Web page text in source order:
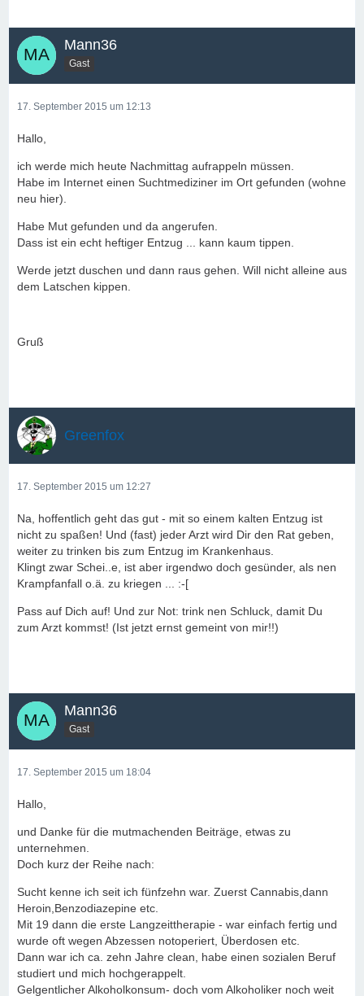
Mann36
Gast
17. September 2015 um 12:13
Hallo,
ich werde mich heute Nachmittag aufrappeln müssen.
Habe im Internet einen Suchtmediziner im Ort gefunden (wohne
neu hier).
Habe Mut gefunden und da angerufen.
Dass ist ein echt heftiger Entzug ... kann kaum tippen.
Werde jetzt duschen und dann raus gehen. Will nicht alleine aus
dem Latschen kippen.
Gruß
Greenfox
17. September 2015 um 12:27
Na, hoffentlich geht das gut - mit so einem kalten Entzug ist
nicht zu spaßen! Und (fast) jeder Arzt wird Dir den Rat geben,
weiter zu trinken bis zum Entzug im Krankenhaus.
Klingt zwar Schei..e, ist aber irgendwo doch gesünder, als nen
Krampfanfall o.ä. zu kriegen ... :-[
Pass auf Dich auf! Und zur Not: trink nen Schluck, damit Du
zum Arzt kommst! (Ist jetzt ernst gemeint von mir!!)
Mann36
Gast
17. September 2015 um 18:04
Hallo,
und Danke für die mutmachenden Beiträge, etwas zu
unternehmen.
Doch kurz der Reihe nach:
Sucht kenne ich seit ich fünfzehn war. Zuerst Cannabis,dann
Heroin,Benzodiazepine etc.
Mit 19 dann die erste Langzeittherapie - war einfach fertig und
wurde oft wegen Abzessen notoperiert, Überdosen etc.
Dann war ich ca. zehn Jahre clean, habe einen sozialen Beruf
studiert und mich hochgerappelt.
Gelgentlicher Alkoholkonsum- doch vom Alkoholiker noch weit